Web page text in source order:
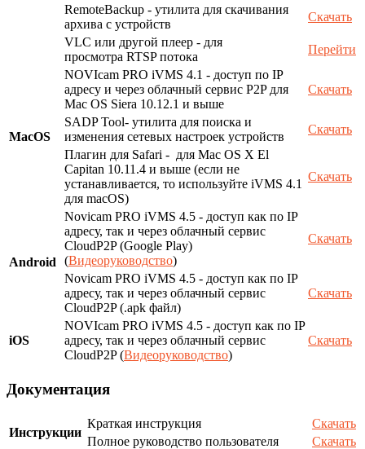
RemoteBackup - утилита для скачивания
архива с устройств
Скачать
VLC или другой плеер - для
просмотра RTSP потока
Перейти
MacOS
NOVIcam PRO iVMS 4.1 - доступ по IP
адресу и через облачный сервис P2P для
Mac OS Siera 10.12.1 и выше
Скачать
SADP Tool- утилита для поиска и
изменения сетевых настроек устройств
Скачать
Плагин для Safari - для Mac OS X El
Capitan 10.11.4 и выше (если не
устанавливается, то используйте iVMS 4.1
для macOS)
Скачать
Android
Novicam PRO iVMS 4.5 - доступ как по IP
адресу, так и через облачный сервис
CloudP2P (Google Play)
(Видеоруководство)
Скачать
Novicam PRO iVMS 4.5 - доступ как по IP
адресу, так и через облачный сервис
CloudP2P (.apk файл)
Скачать
iOS
NOVIcam PRO iVMS 4.5 - доступ как по IP
адресу, так и через облачный сервис
CloudP2P (Видеоруководство)
Скачать
Документация
Инструкции
Краткая инструкция
Скачать
Полное руководство пользователя
Скачать